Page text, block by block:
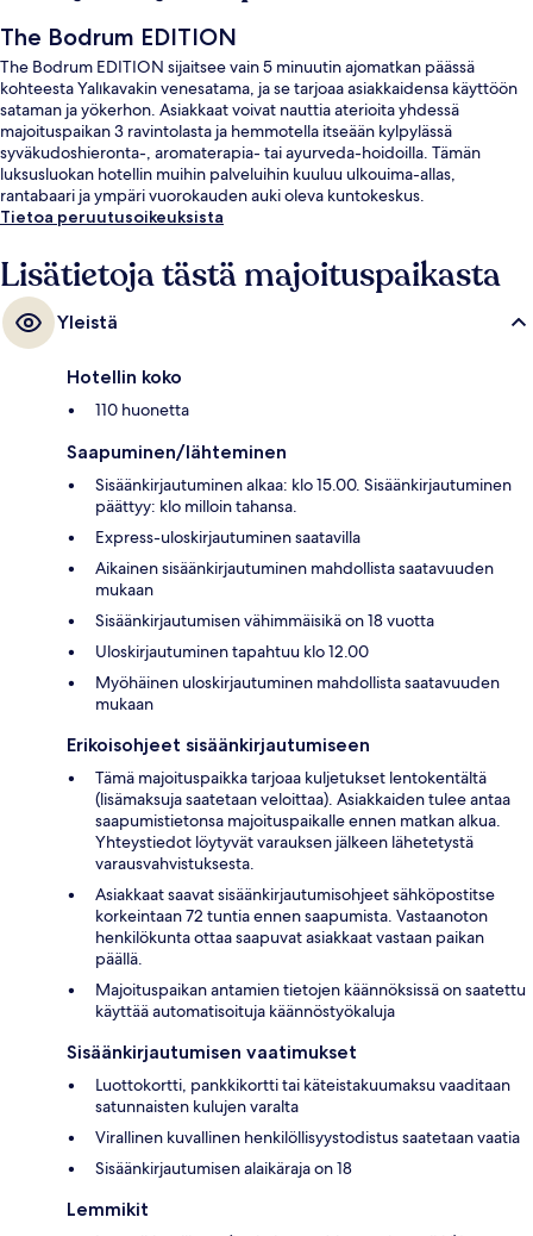
The Bodrum EDITION
The Bodrum EDITION sijaitsee vain 5 minuutin ajomatkan päässä
kohteesta Yalıkavakin venesatama, ja se tarjoaa asiakkaidensa käyttöön
sataman ja yökerhon. Asiakkaat voivat nauttia aterioita yhdessä
majoituspaikan 3 ravintolasta ja hemmotella itseään kylpylässä
syväkudoshieronta-, aromaterapia- tai ayurveda-hoidoilla. Tämän
luksusluokan hotellin muihin palveluihin kuuluu ulkouima-allas,
rantabaari ja ympäri vuorokauden auki oleva kuntokeskus.
Tietoa peruutusoikeuksista
Lisätietoja tästä majoituspaikasta
Yleistä
Hotellin koko
110 huonetta
Saapuminen/lähteminen
Sisäänkirjautuminen alkaa: klo 15.00. Sisäänkirjautuminen
päättyy: klo milloin tahansa.
Express-uloskirjautuminen saatavilla
Aikainen sisäänkirjautuminen mahdollista saatavuuden
mukaan
Sisäänkirjautumisen vähimmäisikä on 18 vuotta
Uloskirjautuminen tapahtuu klo 12.00
Myöhäinen uloskirjautuminen mahdollista saatavuuden
mukaan
Erikoisohjeet sisäänkirjautumiseen
Tämä majoituspaikka tarjoaa kuljetukset lentokentältä
(lisämaksuja saatetaan veloittaa). Asiakkaiden tulee antaa
saapumistietonsa majoituspaikalle ennen matkan alkua.
Yhteystiedot löytyvät varauksen jälkeen lähetetystä
varausvahvistuksesta.
Asiakkaat saavat sisäänkirjautumisohjeet sähköpostitse
korkeintaan 72 tuntia ennen saapumista. Vastaanoton
henkilökunta ottaa saapuvat asiakkaat vastaan paikan
päällä.
Majoituspaikan antamien tietojen käännöksissä on saatettu
käyttää automatisoituja käännöstyökaluja
Sisäänkirjautumisen vaatimukset
Luottokortti, pankkikortti tai käteistakuumaksu vaaditaan
satunnaisten kulujen varalta
Virallinen kuvallinen henkilöllisyystodistus saatetaan vaatia
Sisäänkirjautumisen alaikäraja on 18
Lemmikit